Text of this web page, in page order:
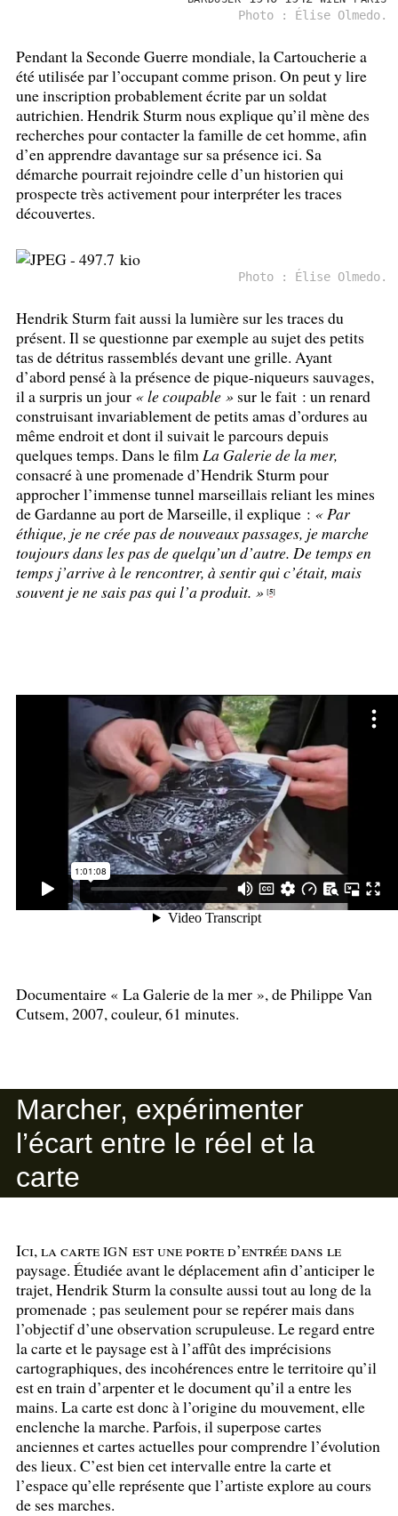
Photo : Élise Olmedo.
Pendant la Seconde Guerre mondiale, la Cartoucherie a
été utilisée par l’occupant comme prison. On peut y lire
une inscription probablement écrite par un soldat
autrichien. Hendrik Sturm nous explique qu’il mène des
recherches pour contacter la famille de cet homme, afin
d’en apprendre davantage sur sa présence ici. Sa
démarche pourrait rejoindre celle d’un historien qui
prospecte très activement pour interpréter les traces
découvertes.
Photo : Élise Olmedo.
Hendrik Sturm fait aussi la lumière sur les traces du
présent. Il se questionne par exemple au sujet des petits
tas de détritus rassemblés devant une grille. Ayant
d’abord pensé à la présence de pique-niqueurs sauvages,
il a surpris un jour « le coupable » sur le fait : un renard
construisant invariablement de petits amas d’ordures au
même endroit et dont il suivait le parcours depuis
quelques temps. Dans le filmLa Galerie de la mer,
consacré à une promenade d’Hendrik Sturm pour
approcher l’immense tunnel marseillais reliant les mines
de Gardanne au port de Marseille, il explique : « Par
éthique, je ne crée pas de nouveaux passages, je marche
toujours dans les pas de quelqu’un d’autre. De temps en
temps j’arrive à le rencontrer, à sentir qui c’était, mais
souvent je ne sais pas qui l’a produit. » [5]
Documentaire « La Galerie de la mer », de Philippe Van
Cutsem, 2007, couleur, 61 minutes.
Marcher, expérimenter
l’écart entre le réel et la
carte
Ici, la carte IGN est une porte d’entrée dans le
paysage. Étudiée avant le déplacement afin d’anticiper le
trajet, Hendrik Sturm la consulte aussi tout au long de la
promenade ; pas seulement pour se repérer mais dans
l’objectif d’une observation scrupuleuse. Le regard entre
la carte et le paysage est à l’affût des imprécisions
cartographiques, des incohérences entre le territoire qu’il
est en train d’arpenter et le document qu’il a entre les
mains. La carte est donc à l’origine du mouvement, elle
enclenche la marche. Parfois, il superpose cartes
anciennes et cartes actuelles pour comprendre l’évolution
des lieux. C’est bien cet intervalle entre la carte et
l’espace qu’elle représente que l’artiste explore au cours
de ses marches.